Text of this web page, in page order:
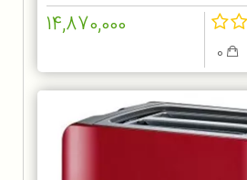
14,870,000